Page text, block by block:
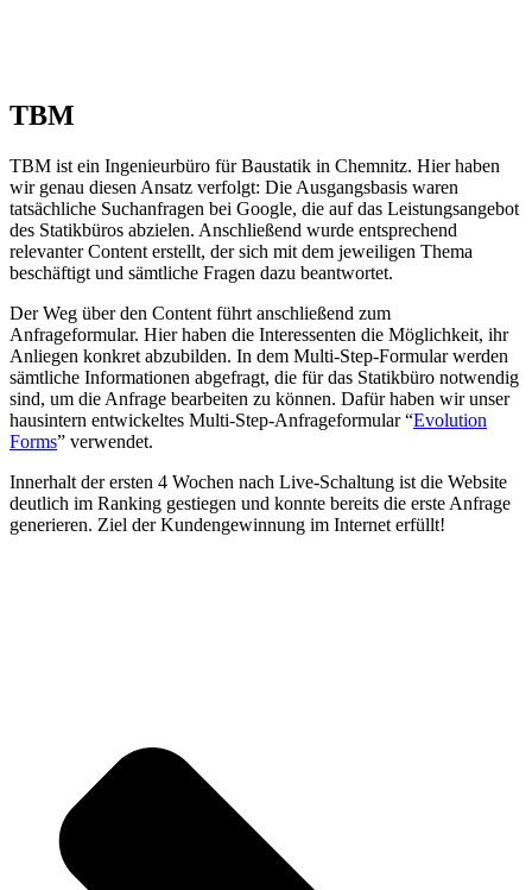
TBM
TBM ist ein Ingenieurbüro für Baustatik in Chemnitz. Hier haben
wir genau diesen Ansatz verfolgt: Die Ausgangsbasis waren
tatsächliche Suchanfragen bei Google, die auf das Leistungsangebot
des Statikbüros abzielen. Anschließend wurde entsprechend
relevanter Content erstellt, der sich mit dem jeweiligen Thema
beschäftigt und sämtliche Fragen dazu beantwortet.
Der Weg über den Content führt anschließend zum
Anfrageformular. Hier haben die Interessenten die Möglichkeit, ihr
Anliegen konkret abzubilden. In dem Multi-Step-Formular werden
sämtliche Informationen abgefragt, die für das Statikbüro notwendig
sind, um die Anfrage bearbeiten zu können. Dafür haben wir unser
hausintern entwickeltes Multi-Step-Anfrageformular “Evolution
Forms” verwendet.
Innerhalt der ersten 4 Wochen nach Live-Schaltung ist die Website
deutlich im Ranking gestiegen und konnte bereits die erste Anfrage
generieren. Ziel der Kundengewinnung im Internet erfüllt!